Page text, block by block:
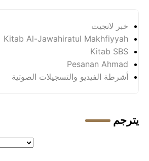
خبر لانجيت
Kitab Al-Jawahiratul Makhfiyyah
Kitab SBS
Pesanan Ahmad
أشرطة الفيديو والتسجيلات الصوتية
يترجم